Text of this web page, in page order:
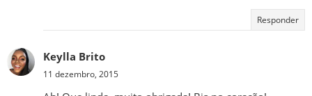
Responder
Keylla Brito
11 dezembro, 2015